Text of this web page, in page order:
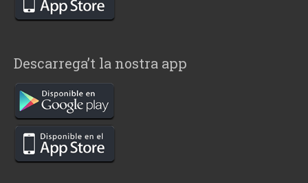
Descarrega’t la nostra app